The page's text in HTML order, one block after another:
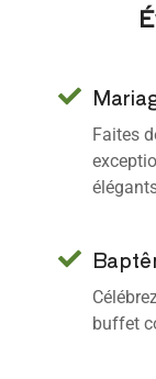
Faites
buffet